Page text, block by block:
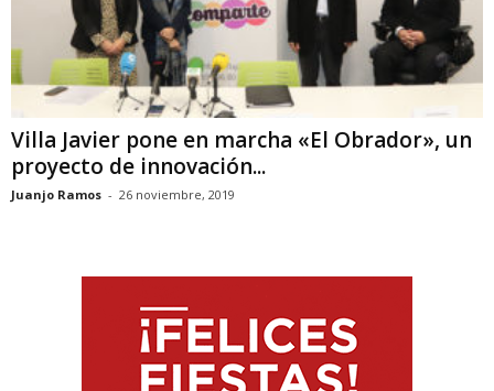
Villa Javier pone en marcha «El Obrador», un
proyecto de innovación...
Juanjo Ramos - 26 noviembre, 2019